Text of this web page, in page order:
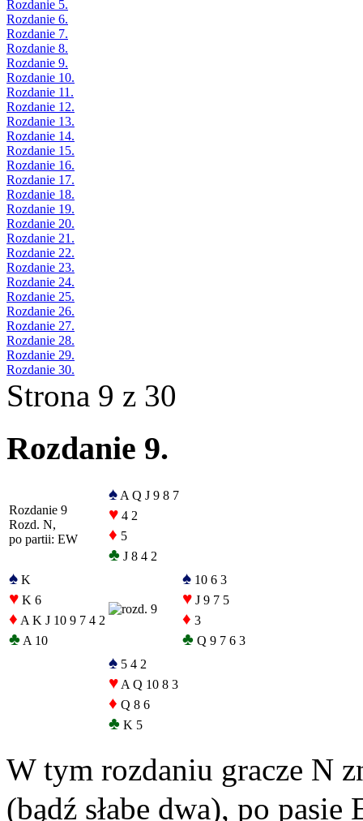
Rozdanie 5.
Rozdanie 6.
Rozdanie 7.
Rozdanie 8.
Rozdanie 9.
Rozdanie 10.
Rozdanie 11.
Rozdanie 12.
Rozdanie 13.
Rozdanie 14.
Rozdanie 15.
Rozdanie 16.
Rozdanie 17.
Rozdanie 18.
Rozdanie 19.
Rozdanie 20.
Rozdanie 21.
Rozdanie 22.
Rozdanie 23.
Rozdanie 24.
Rozdanie 25.
Rozdanie 26.
Rozdanie 27.
Rozdanie 28.
Rozdanie 29.
Rozdanie 30.
Strona 9 z 30
Rozdanie 9.
Rozdanie 9
Rozd. N,
po partii: EW
♠ A Q J 9 8 7
♥ 4 2
♦ 5
♣ J 8 4 2
♠ K
♥ K 6
♦ A K J 10 9 7 4 2
♣ A 10
♠ 10 6 3
♥ J 9 7 5
♦ 3
♣ Q 9 7 6 3
♠ 5 4 2
♥ A Q 10 8 3
♦ Q 8 6
♣ K 5
W tym rozdaniu gracze N
(bądź słabe dwa), po